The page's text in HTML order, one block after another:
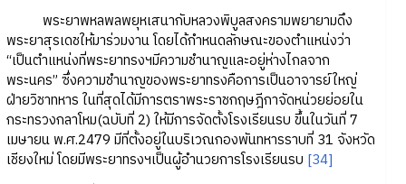
พระยาพหลพลพยุหเสนากับหลวงพิบูลสงครามพยายามดึง
พระยาสุรเดชให้มาร่วมงาน โดยได้กำหนดลักษณะของตำแหน่งว่า
“เป็นตำแหน่งที่พระยาทรงฯมีความชำนาญและอยู่ห่างไกลจาก
พระนคร” ซึ่งความชำนาญของพระยาทรงคือการเป็นอาจารย์ใหญ่
ฝ่ายวิชาทหาร ในที่สุดได้มีการตราพระราชกฤษฎีกาจัดหน่วยย่อยใน
กระทรวงกลาโหม(ฉบับที่ 2) ให้มีการจัดตั้งโรงเรียนรบ ขึ้นในวันที่ 7
เมษายน พ.ศ.2479 มีที่ตั้งอยู่ในบริเวณกองพันทหารราบที่ 31 จังหวัด
เชียงใหม่ โดยมีพระยาทรงฯเป็นผู้อำนวยการโรงเรียนรบ [34]